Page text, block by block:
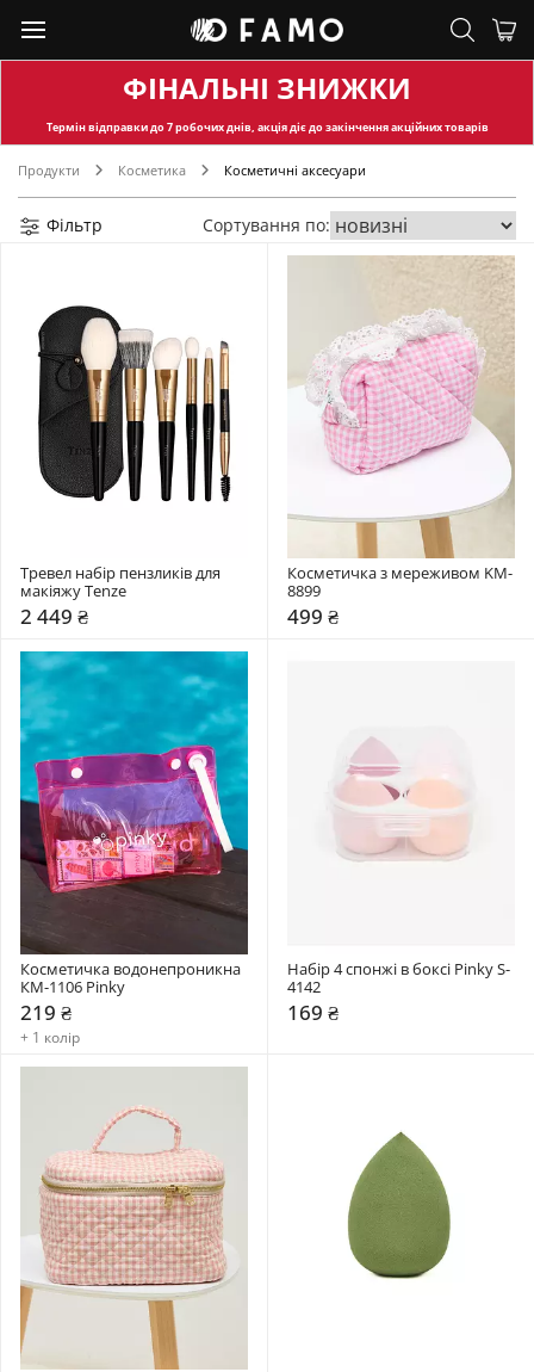
ФІНАЛЬНІ ЗНИЖКИ
Термін відправкидо 7 робочих днів, акція діє до закінчення акційних товарів
Продукти Косметика Косметичні аксесуари
Фільтр Сортування по:
Тревел набір пензликів для
макіяжу Tenze
2 449 ₴
Косметичка з мереживом KM-
8899
499 ₴
Косметичка водонепроникна
КМ-1106 Pinky
219 ₴
+ 1 колір
Набір 4 спонжі в боксі Pinky S-
4142
169 ₴